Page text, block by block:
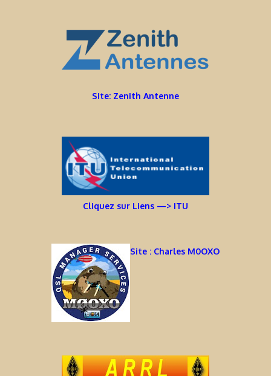
Site: Zenith Antenne
Cliquez sur Liens —> ITU
Site : Charles M0OXO